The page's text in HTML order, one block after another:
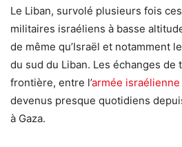
Le Liban, survolé plusieurs fois
militaires israéliens à basse
de même qu’Israël et notamment
du sud du Liban. Les échanges de
frontière, entre l’armée israélienne
devenus presque quotidiens
à Gaza.